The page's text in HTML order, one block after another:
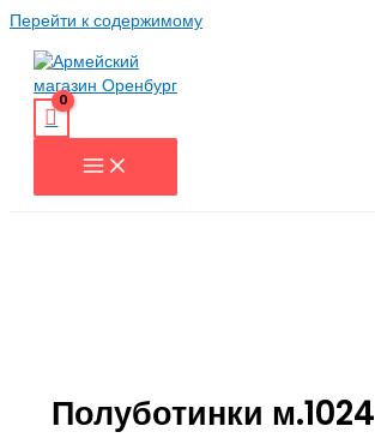
Перейти к содержимому
Полуботинки м.1024